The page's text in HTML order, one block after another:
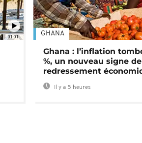
01:01 GHANA
Ghana : l’inflation
%, un nouveau signe de
redressement
Il y a 5 heures